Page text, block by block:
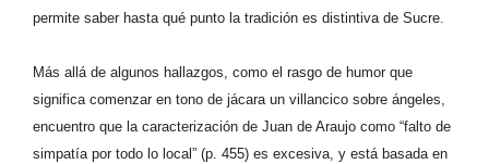
permite saber hasta qué punto la tradición es distintiva de Sucre.
Más allá de algunos hallazgos, como el rasgo de humor que
significa comenzar en tono de jácara un villancico sobre ángeles,
encuentro que la caracterización de Juan de Araujo como “falto de
simpatía por todo lo local” (p. 455) es excesiva, y está basada en